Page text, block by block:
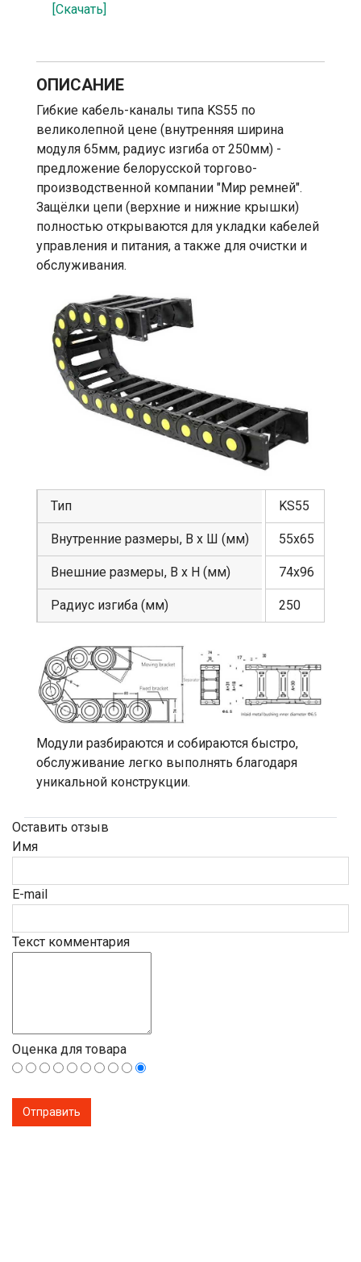
[Скачать]
ОПИСАНИЕ
Гибкие кабель-каналы типа KS55 по
великолепной цене (внутренняя ширина
модуля 65мм, радиус изгиба от 250мм) -
предложение белорусской торгово-
производственной компании "Мир ремней".
Защёлки цепи (верхние и нижние крышки)
полностью открываются для укладки кабелей
управления и питания, а также для очистки и
обслуживания.
Тип
Внутренние размеры, В х Ш (мм)
Внешние размеры, В х Н (мм)
Радиус изгиба (мм)
KS55
55х65
74х96
250
Модули разбираются и собираются быстро,
обслуживание легко выполнять благодаря
уникальной конструкции.
Оставить отзыв
Имя
E-mail
Текст комментария
Оценка для товара